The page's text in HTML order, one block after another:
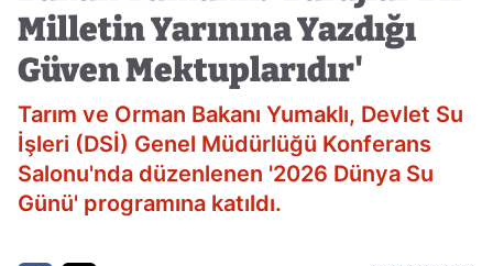
Milletin Yarınına Yazdığı
Güven Mektuplarıdır'
Tarım ve Orman Bakanı Yumaklı, Devlet Su
İşleri (DSİ) Genel Müdürlüğü Konferans
Salonu'nda düzenlenen '2026 Dünya Su
Günü' programına katıldı.